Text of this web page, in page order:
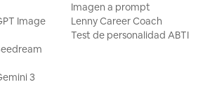
Image
3
Imagen a prompt
Lenny Career Coach
Test de personalidad ABTI